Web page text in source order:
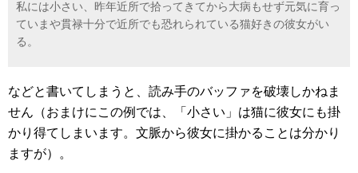
私には小さい、昨年近所で拾ってきてから大病もせず元気に育っ
ていまや貫禄十分で近所でも恐れられている猫好きの彼女がい
る。
などと書いてしまうと、読み手のバッファを破壊しかねま
せん（おまけにこの例では、「小さい」は猫に彼女にも掛
かり得てしまいます。文脈から彼女に掛かることは分かり
ますが）。